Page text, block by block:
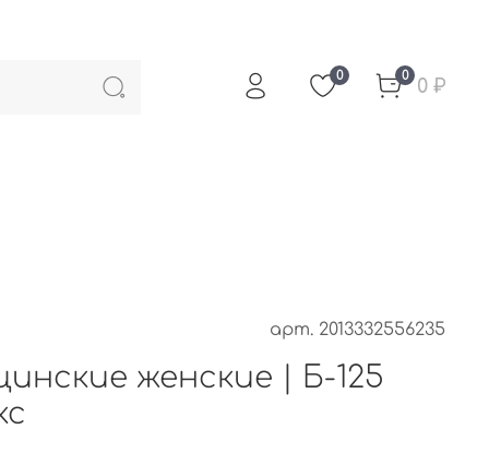
0 0 0 ₽
арт. 2013332556235
женские | Б-125